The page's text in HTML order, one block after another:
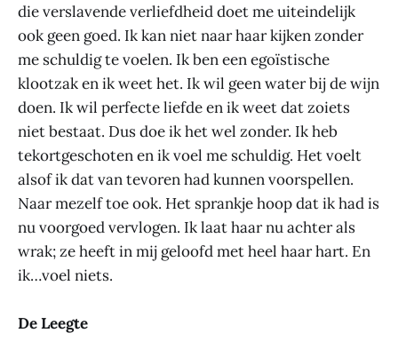
die verslavende verliefdheid doet me uiteindelijk
ook geen goed. Ik kan niet naar haar kijken zonder
me schuldig te voelen. Ik ben een egoïstische
klootzak en ik weet het. Ik wil geen water bij de wijn
doen. Ik wil perfecte liefde en ik weet dat zoiets
niet bestaat. Dus doe ik het wel zonder. Ik heb
tekortgeschoten en ik voel me schuldig. Het voelt
alsof ik dat van tevoren had kunnen voorspellen.
Naar mezelf toe ook. Het sprankje hoop dat ik had is
nu voorgoed vervlogen. Ik laat haar nu achter als
wrak; ze heeft in mij geloofd met heel haar hart. En
ik…voel niets.
De Leegte